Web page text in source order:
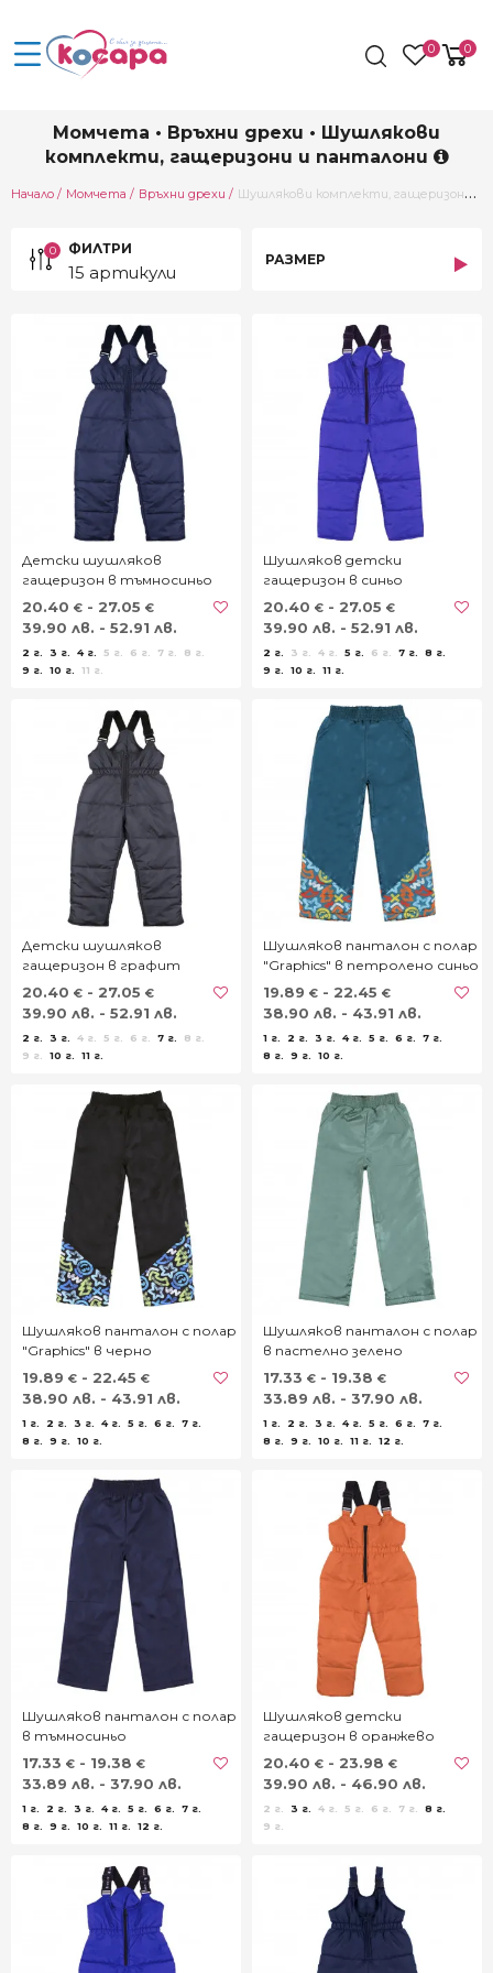
0 0
Момчета • Връхни дрехи • Шушлякови
комплекти, гащеризони и панталони
Начало Момчета Връхни дрехи Current:
Шушлякови комплекти, гащеризони и панталони
0 ФИЛТРИ
15 артикули
РАЗМЕР
Детски шушляков
гащеризон в тъмносиньо
20.40 € - 27.05 €
39.90 лв. - 52.91 лв.
2 г. 3 г. 4 г. 5 г. 6 г. 7 г.
8 г.
9 г.
10 г. 11 г.
Шушляков детски
гащеризон в синьо
20.40 € - 27.05 €
39.90 лв. - 52.91 лв.
2 г. 3 г. 4 г. 5 г. 6 г. 7 г.
8 г.
9 г.
10 г. 11 г.
Детски шушляков
гащеризон в графит
20.40 € - 27.05 €
39.90 лв. - 52.91 лв.
2 г. 3 г. 4 г. 5 г. 6 г. 7 г.
8 г.
9 г.
10 г. 11 г.
Шушляков панталон с полар
"Graphics" в петролено синьо
19.89 € - 22.45 €
38.90 лв. - 43.91 лв.
1 г. 2 г. 3 г. 4 г. 5 г. 6 г.
7 г.
8 г.
9 г. 10 г.
Шушляков панталон с полар
"Graphics" в черно
19.89 € - 22.45 €
38.90 лв. - 43.91 лв.
1 г. 2 г. 3 г. 4 г. 5 г. 6 г.
7 г.
8 г.
9 г. 10 г.
Шушляков панталон с полар
в пастелно зелено
17.33 € - 19.38 €
33.89 лв. - 37.90 лв.
1 г. 2 г. 3 г. 4 г. 5 г. 6 г.
7 г.
8 г.
9 г. 10 г. 11 г. 12 г.
Шушляков панталон с полар
в тъмносиньо
17.33 € - 19.38 €
33.89 лв. - 37.90 лв.
1 г. 2 г. 3 г. 4 г. 5 г. 6 г.
7 г.
8 г.
9 г. 10 г. 11 г. 12 г.
Шушляков детски
гащеризон в оранжево
20.40 € - 23.98 €
39.90 лв. - 46.90 лв.
2 г. 3 г. 4 г. 5 г. 6 г. 7 г.
8 г.
9 г.